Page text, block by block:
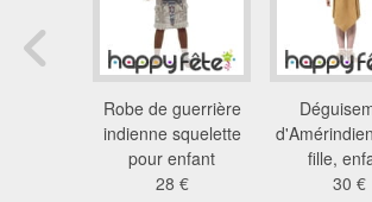
Robe de guerrière
indienne squelette
pour enfant
28 €
fille,
30 €